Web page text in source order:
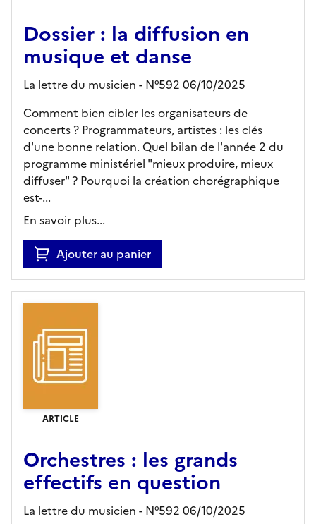
Dossier : la diffusion en
musique et danse
La lettre du musicien - N°592 06/10/2025
Comment bien cibler les organisateurs de
concerts ? Programmateurs, artistes : les clés
d'une bonne relation. Quel bilan de l'année 2 du
programme ministériel "mieux produire, mieux
diffuser" ? Pourquoi la création chorégraphique
est-...
En savoir plus...
Ajouter au panier
ARTICLE
Orchestres : les grands
effectifs en question
La lettre du musicien - N°592 06/10/2025